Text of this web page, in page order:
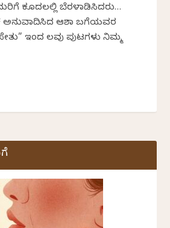
ಕೂದಲಲ್ಲಿ ಬೆರಳಾಡಿಸಿದರು…
ಅನುವಾದಿಸಿದ ಆಶಾ ಬಗೆಯವರ
ಇಂದ ಕೆಲವು ಪುಟಗಳು ನಿಮ್ಮ